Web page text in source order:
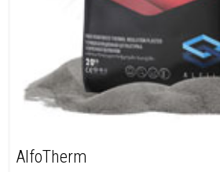
AlfoTherm